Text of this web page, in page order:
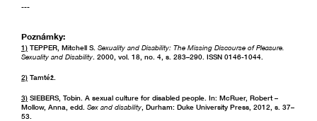
---
Poznámky:
1) TEPPER, Mitchell S. Sexuality and Disability: The Missing Discourse of Pleasure.
Sexuality and Disability . 2000, vol. 18, no. 4, s. 283–290. ISSN 0146-1044.
2) Tamtéž.
3) SIEBERS, Tobin. A sexual culture for disabled people. In: McRuer, Robert –
Mollow, Anna, edd. Sex and disability , Durham: Duke University Press, 2012, s. 37–
53.